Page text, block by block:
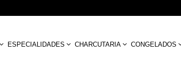
ESPECIALIDADES CHARCUTARIA CONGELADOS